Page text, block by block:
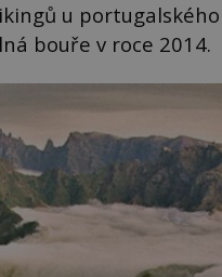
u
bouře v roce 2014.